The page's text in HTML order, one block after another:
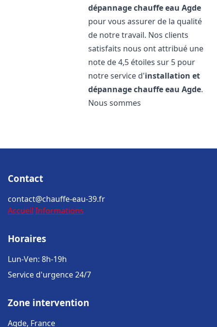
dépannage chauffe eau Agde
pour vous assurer de la qualité
de notre travail. Nos clients
satisfaits nous ont attribué une
note de 4,5 étoiles sur 5 pour
notre service d'installation et
dépannage chauffe eau Agde.
Nous sommes
Contact
contact@chauffe-eau-39.fr
Accueil Informations
Horaires
Lun-Ven: 8h-19h
Service d'urgence 24/7
Zone intervention
Agde, France